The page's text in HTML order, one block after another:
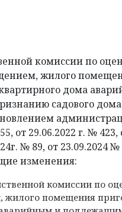
комиссии по
жилого
дома
садового
от 29.06.2022 г. №
№ 89, от 23.09.2024
изменения:
комиссии по
помещения